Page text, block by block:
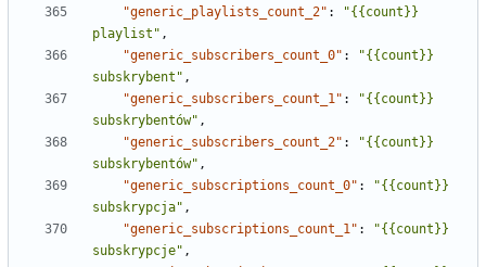
"generic_playlists_count_2" :
"{{count}}
playlist" ,
"generic_subscribers_count_0" :
"{{count}}
subskrybent" ,
"generic_subscribers_count_1" :
"{{count}}
subskrybentów" ,
"generic_subscribers_count_2" :
"{{count}}
subskrybentów" ,
"generic_subscriptions_count_0" :
"{{count}}
subskrypcja" ,
"generic_subscriptions_count_1" :
"{{count}}
subskrypcje" ,